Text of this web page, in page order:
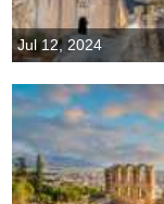
Jul 12, 2024